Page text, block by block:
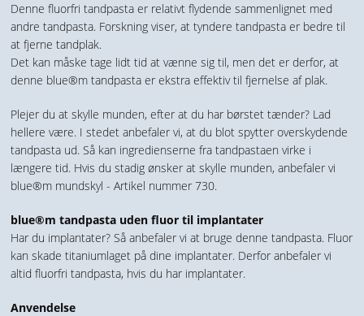
Denne fluorfri tandpasta er relativt flydende sammenlignet med
andre tandpasta. Forskning viser, at tyndere tandpasta er bedre til
at fjerne tandplak.
Det kan måske tage lidt tid at vænne sig til, men det er derfor, at
denne blue®m tandpasta er ekstra effektiv til fjernelse af plak.
Plejer du at skylle munden, efter at du har børstet tænder? Lad
hellere være. I stedet anbefaler vi, at du blot spytter overskydende
tandpasta ud. Så kan ingredienserne fra tandpastaen virke i
længere tid. Hvis du stadig ønsker at skylle munden, anbefaler vi
blue®m mundskyl - Artikel nummer 730.
blue®m tandpasta uden fluor til implantater
Har du implantater? Så anbefaler vi at bruge denne tandpasta. Fluor
kan skade titaniumlaget på dine implantater. Derfor anbefaler vi
altid fluorfri tandpasta, hvis du har implantater.
Anvendelse